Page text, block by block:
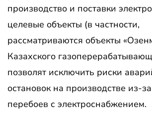
производство и поставки
целевые объекты (в частности,
рассматриваются объекты
Казахского
позволят исключить риски
остановок на производстве из-
перебоев с электроснабжением.